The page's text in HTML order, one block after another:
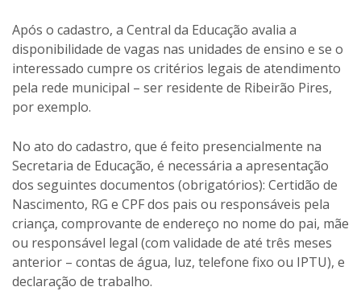
Após o cadastro, a Central da Educação avalia a
disponibilidade de vagas nas unidades de ensino e se o
interessado cumpre os critérios legais de atendimento
pela rede municipal – ser residente de Ribeirão Pires,
por exemplo.
No ato do cadastro, que é feito presencialmente na
Secretaria de Educação, é necessária a apresentação
dos seguintes documentos (obrigatórios): Certidão de
Nascimento, RG e CPF dos pais ou responsáveis pela
criança, comprovante de endereço no nome do pai, mãe
ou responsável legal (com validade de até três meses
anterior – contas de água, luz, telefone fixo ou IPTU), e
declaração de trabalho.